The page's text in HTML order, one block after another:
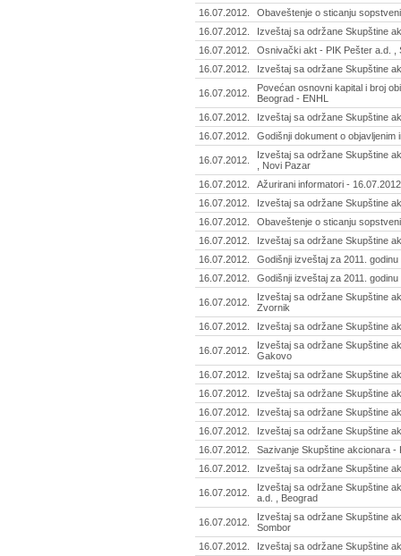
16.07.2012.
Obaveštenje o sticanju
16.07.2012.
Izveštaj sa održane Skupštine
16.07.2012.
Osnivački akt - PIK Pešter a.d. ,
16.07.2012.
Izveštaj sa održane Skupštine
16.07.2012.
Povećan osnovni kapital i broj
Beograd - ENHL
16.07.2012.
Izveštaj sa održane Skupštine
16.07.2012.
Godišnji dokument o objavljenim
16.07.2012.
Izveštaj sa održane Skupštine
, Novi Pazar
16.07.2012.
Ažurirani informatori - 16.07.2012
16.07.2012.
Izveštaj sa održane Skupštine
16.07.2012.
Obaveštenje o sticanju
16.07.2012.
Izveštaj sa održane Skupštine
16.07.2012.
Godišnji izveštaj za 2011.
16.07.2012.
Godišnji izveštaj za 2011.
16.07.2012.
Izveštaj sa održane Skupštine
Zvornik
16.07.2012.
Izveštaj sa održane Skupštine
16.07.2012.
Izveštaj sa održane Skupštine
Gakovo
16.07.2012.
Izveštaj sa održane Skupštine
16.07.2012.
Izveštaj sa održane Skupštine
16.07.2012.
Izveštaj sa održane Skupštine
16.07.2012.
Izveštaj sa održane Skupštine
16.07.2012.
Sazivanje Skupštine akcionara -
16.07.2012.
Izveštaj sa održane Skupštine
16.07.2012.
Izveštaj sa održane Skupštine
a.d. , Beograd
16.07.2012.
Izveštaj sa održane Skupštine
Sombor
16.07.2012.
Izveštaj sa održane Skupštine